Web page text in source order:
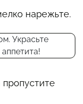
нарежьте.